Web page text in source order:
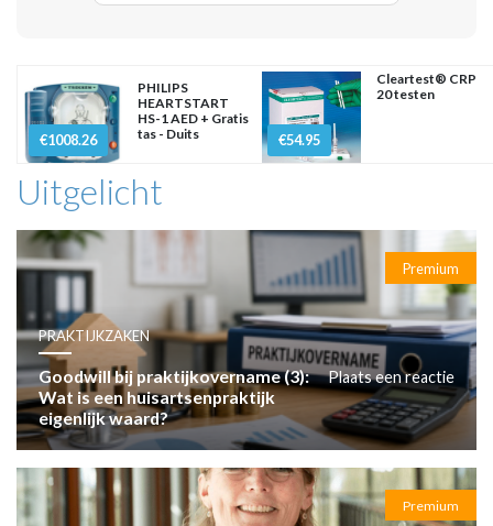
€1008.26
PHILIPS
HEARTSTART
HS-1 AED + Gratis
tas - Duits
€54.95
Cleartest® CRP
20 testen
Uitgelicht
Premium
PRAKTIJKZAKEN
Goodwill bij praktijkovername (3):
Wat is een huisartsenpraktijk
eigenlijk waard?
Plaats een reactie
Premium